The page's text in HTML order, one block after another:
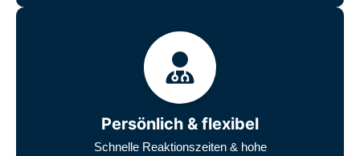
Persönlich & flexibel
Schnelle Reaktionszeiten & hohe